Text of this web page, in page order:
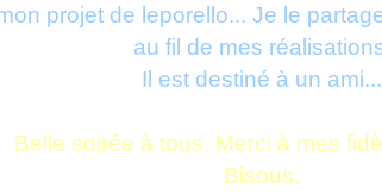
projet de leporello... Je le
au fil de mes
Il est destiné à un ami...
Belle soirée à tous. Merci à mes
Bisous.